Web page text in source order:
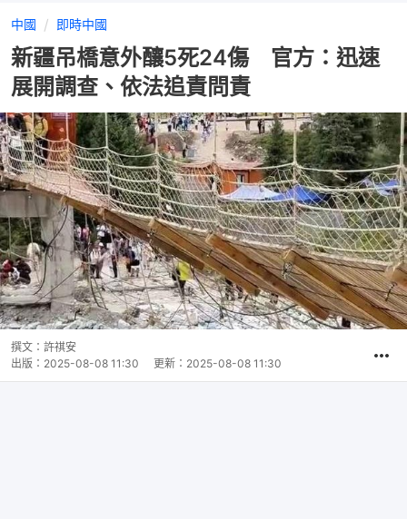
中國 即時中國
新疆吊橋意外釀5死24傷 官方：迅速
展開調查、依法追責問責
撰文： 許祺安
出版： 2025-08-08 11:30 更新： 2025-08-08 11:30